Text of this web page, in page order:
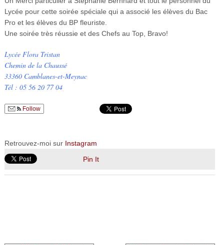
Lycée pour cette soirée spéciale qui a associé les élèves du Bac
Pro et les élèves du BP fleuriste.
Une soirée très réussie et des Chefs au Top, Bravo!
Lycée Flora Tristan
Chemin de la Chaussé
33360 Camblanes-et-Meynac
Tél : 05 56 20 77 04
Follow
Retrouvez-moi sur Instagram
Pin It